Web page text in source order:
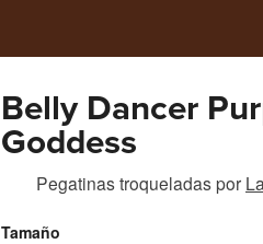
Belly Dancer
Goddess
Pegatinas troqueladaspor
Tamaño